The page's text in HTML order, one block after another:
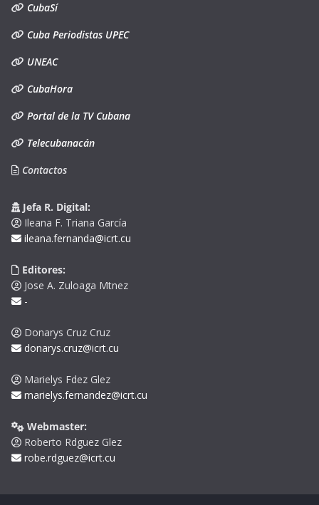
CubaSí
Cuba Periodistas UPEC
UNEAC
CubaHora
Portal de la TV Cubana
Telecubanacán
Contactos
Jefa R. Digital:
Ileana F. Triana García
ileana.fernanda@icrt.cu
Editores:
Jose A. Zuloaga Mtnez
-
Donarys Cruz Cruz
donarys.cruz@icrt.cu
Marielys Fdez Glez
marielys.fernandez@icrt.cu
Webmaster:
Roberto Rdguez Glez
robe.rdguez@icrt.cu